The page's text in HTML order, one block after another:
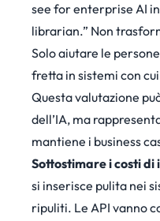
see for enterprise AI
librarian.” Non
Solo aiutare le
fretta in sistemi con
Questa valutazione
dell’IA, ma
mantiene i business
Sottostimare i costi di
si inserisce pulita nei
ripuliti. Le API vanno